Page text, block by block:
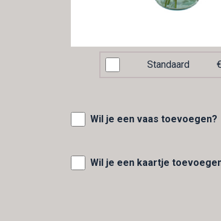
Standaard
Wil je een vaas toevoegen?
Wil je een kaartje